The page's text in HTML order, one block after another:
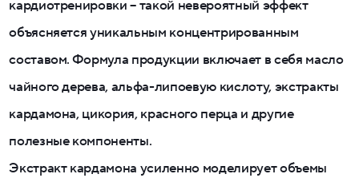
кардиотренировки – такой невероятный эффект
объясняется уникальным концентрированным
составом. Формула продукции включает в себя масло
чайного дерева, альфа-липоевую кислоту, экстракты
кардамона, цикория, красного перца и другие
полезные компоненты.
Экстракт кардамона усиленно моделирует объемы